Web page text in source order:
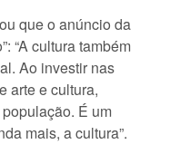
que o anúncio da
“A cultura também
Ao investir nas
arte e cultura,
É um
mais, a cultura”.